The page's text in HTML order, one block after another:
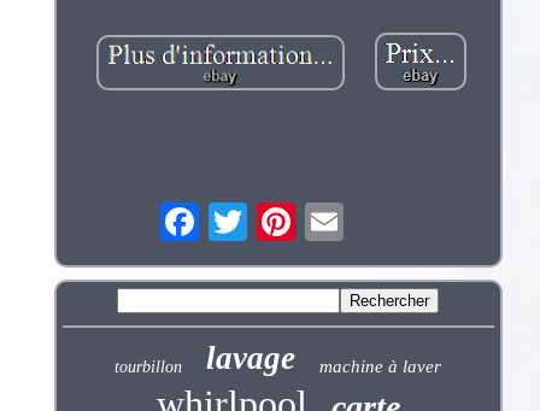
tourbillon lavage machine à laver